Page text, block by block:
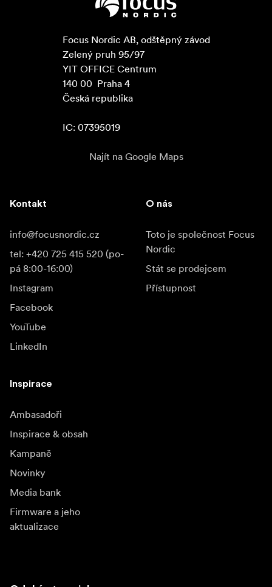
Focus Nordic AB, odštěpný závod
Zelený pruh 95/97
YIT OFFICE Centrum
140 00  Praha 4
Česká republika
IC: 07395019
Najít na Google Maps
Kontakt
info@focusnordic.cz
tel: +420 725 415 520 (po-
pá 8:00-16:00)
Instagram
Facebook
YouTube
LinkedIn
O nás
Toto je společnost Focus
Nordic
Stát se prodejcem
Přístupnost
Inspirace
Ambasadoři
Inspirace & obsah
Kampaně
Novinky
Media bank
Firmware a jeho
aktualizace